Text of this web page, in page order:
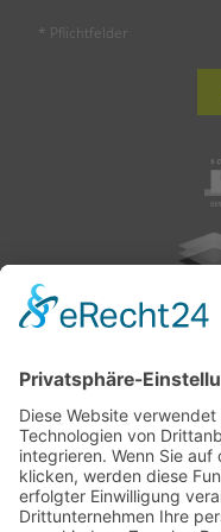
* Pflichtfelder